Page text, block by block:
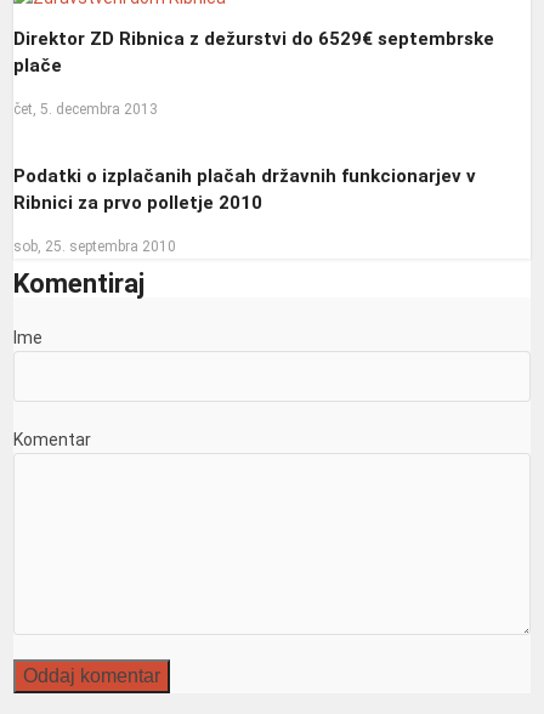
Direktor ZD Ribnica z dežurstvi do 6529€ septembrske
plače
čet, 5. decembra 2013
Podatki o izplačanih plačah državnih funkcionarjev v
Ribnici za prvo polletje 2010
sob, 25. septembra 2010
Komentiraj
Ime
Komentar